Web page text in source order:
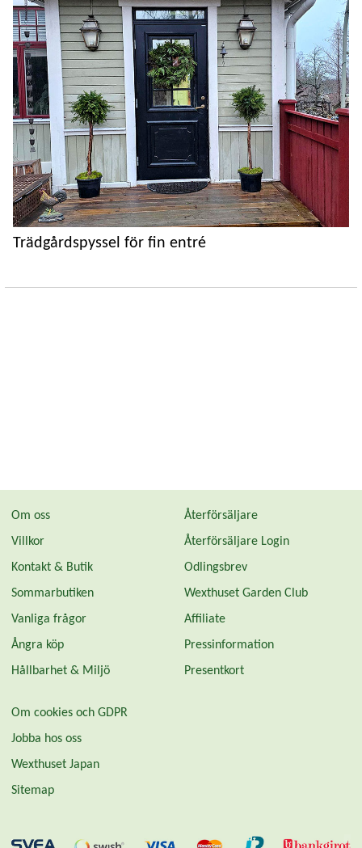
Trädgårdspyssel för fin entré
Om oss
Villkor
Kontakt & Butik
Sommarbutiken
Vanliga frågor
Ångra köp
Hållbarhet & Miljö
Återförsäljare
Återförsäljare Login
Odlingsbrev
Wexthuset Garden Club
Affiliate
Pressinformation
Presentkort
Om cookies och GDPR
Jobba hos oss
Wexthuset Japan
Sitemap